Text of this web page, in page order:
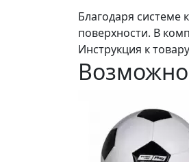
Благодаря системе
поверхности. В
Инструкция к
Возможно